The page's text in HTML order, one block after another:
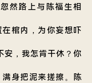
然路上与陈福生相
棺内，为你妄想吓
安，我怎肯干休？你
身把泥来搓擦。陈